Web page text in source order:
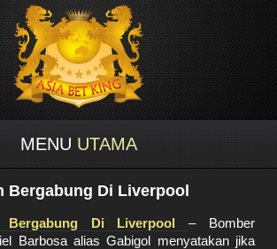
MENU UTAMA
Bergabung Di Liverpool
Di Liverpool
– Bomber
Barbosa alias Gabigol menyatakan jika